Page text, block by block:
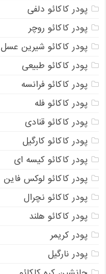
پودر کاکائو دلفی
پودر کاکائو روچر
پودر کاکائو شیرین عسل
پودر کاکائو طبیعی
پودر کاکائو فرانسه
پودر کاکائو فله
پودر کاکائو قنادی
پودر کاکائو کارگیل
پودر کاکائو کیسه ای
پودر کاکائو لوکس فاین
پودر کاکائو نچرال
پودر کاکائو هلند
پودر کریمر
پودر نارگیل